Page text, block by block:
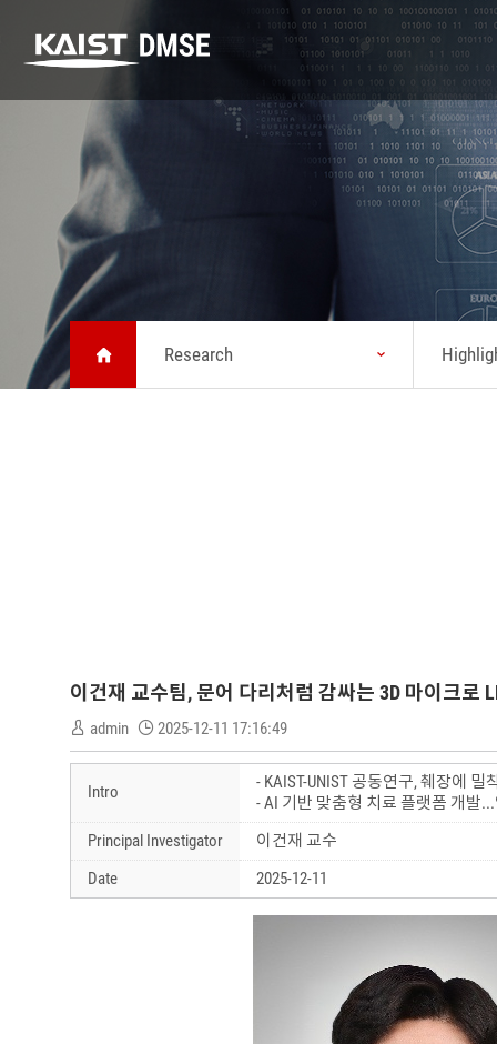
DMSE
DMSE
About MSE
Vision
Message from
Head
Status
K-MATERIALS
Seminar
News
KAIST Emerging
Research
Research
Highlight
Safety
Research
이건재 교수팀, 문어 다리처럼 감싸는 3D 마이크로
admin 2025-12-11 17:16:49
Intro
- KAIST-UNIST 공동연구, 췌장에
- AI 기반 맞춤형 치료 플랫폼 개발
Principal Investigator
이건재 교수
Date
2025-12-11